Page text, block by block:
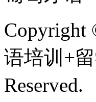
Copyright
语培训+
Reserved.